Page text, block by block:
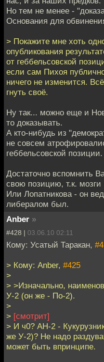
Но тем не менее -
Основания для
> Покажите мне хоть
опубликования
от геббельсовской
если сам Пихоя
ничего не изменится.
гнуть своё.
Ну так... можно еще и
то доказывать.
А кто-нибудь из
не совсем
геббельсовской
Достаточно вспомнить
свою позицию, т.к.
Или Лопатникова - он
либералом был.
Anber »
#428 | 03.06.10 02:11
Кому: Усатый Таракан,
> Кому: Anber, #425
>
> >Изначально,
У-2 (он же - По-2).
>
> [смотрит]
> И ч0? АН-2 -
же У-2)? Не надо
может быть впринципе.